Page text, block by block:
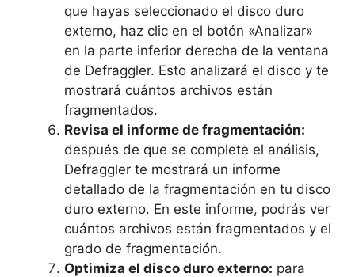
que hayas seleccionado el disco duro
externo, haz clic en el botón «Analizar»
en la parte inferior derecha de la ventana
de Defraggler. Esto analizará el disco y te
mostrará cuántos archivos están
fragmentados.
Revisa el informe de fragmentación:
después de que se complete el análisis,
Defraggler te mostrará un informe
detallado de la fragmentación en tu disco
duro externo. En este informe, podrás ver
cuántos archivos están fragmentados y el
grado de fragmentación.
Optimiza el disco duro externo: para